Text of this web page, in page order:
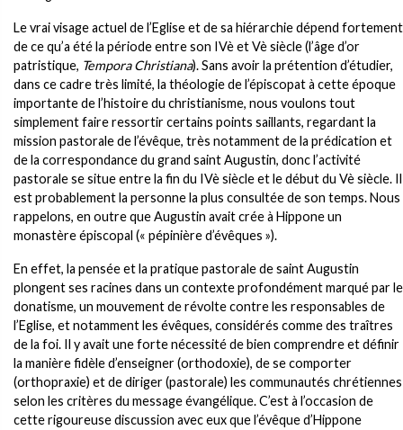
Le vrai visage actuel de l’Eglise et de sa hiérarchie dépend fortement
de ce qu’a été la période entre son IVè et Vè siècle (l’âge d’or
patristique, Tempora Christiana). Sans avoir la prétention d’étudier,
dans ce cadre très limité, la théologie de l’épiscopat à cette époque
importante de l’histoire du christianisme, nous voulons tout
simplement faire ressortir certains points saillants, regardant la
mission pastorale de l’évêque, très notamment de la prédication et
de la correspondance du grand saint Augustin, donc l’activité
pastorale se situe entre la fin du IVè siècle et le début du Vè siècle. Il
est probablement la personne la plus consultée de son temps. Nous
rappelons, en outre que Augustin avait crée à Hippone un
monastère épiscopal (« pépinière d’évêques »).
En effet, la pensée et la pratique pastorale de saint Augustin
plongent ses racines dans un contexte profondément marqué par le
donatisme, un mouvement de révolte contre les responsables de
l’Eglise, et notamment les évêques, considérés comme des traîtres
de la foi. Il y avait une forte nécessité de bien comprendre et définir
la manière fidèle d’enseigner (orthodoxie), de se comporter
(orthopraxie) et de diriger (pastorale) les communautés chrétiennes
selon les critères du message évangélique. C’est à l’occasion de
cette rigoureuse discussion avec eux que l’évêque d’Hippone